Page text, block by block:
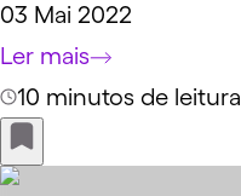
03 Mai 2022
Ler mais
10 minutos de leitura